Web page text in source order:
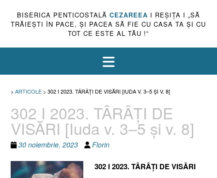
BISERICA PENTICOSTALĂ CEZAREEA I REŞIŢA I „SĂ
TRĂIEŞTI ÎN PACE, ŞI PACEA SĂ FIE CU CASA TA ŞI CU
TOT CE ESTE AL TĂU !”
> ARTICOLE > 302 I 2023. TÂRÂȚI DE VISĂRI [IUDA V. 3–5 ȘI V. 8]
302 I 2023. TÂRÂȚI DE
VISĂRI [Iuda v. 3–5 și v. 8]
30 noiembrie, 2023 Florin
302 I 2023. TÂRÂȚI DE VISĂRI